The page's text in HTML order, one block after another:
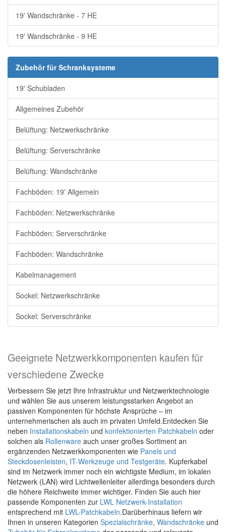
19' Wandschränke - 7 HE
19' Wandschränke - 9 HE
Zubehör für Schranksysteme
19' Schubladen
Allgemeines Zubehör
Belüftung: Netzwerkschränke
Belüftung: Serverschränke
Belüftung: Wandschränke
Fachböden: 19' Allgemein
Fachböden: Netzwerkschränke
Fachböden: Serverschränke
Fachböden: Wandschränke
Kabelmanagement
Sockel: Netzwerkschränke
Sockel: Serverschränke
Geeignete Netzwerkkomponenten kaufen für
verschiedene Zwecke
Verbessern Sie jetzt Ihre Infrastruktur und Netzwerktechnologie
und wählen Sie aus unserem leistungsstarken Angebot an
passiven Komponenten für höchste Ansprüche – im
unternehmerischen als auch im privaten Umfeld.Entdecken Sie
neben Installationskabeln und konfektionierten Patchkabeln oder
solchen als Rollenware auch unser großes Sortiment an
ergänzenden Netzwerkkomponenten wie Panels und
Steckdosenleisten, IT-Werkzeuge und Testgeräte. Kupferkabel
sind im Netzwerk immer noch ein wichtigste Medium, im lokalen
Netzwerk (LAN) wird Lichtwellenleiter allerdings besonders durch
die höhere Reichweite immer wichtiger. Finden Sie auch hier
passende Komponenten zur LWL Netzwerk-Installation
entsprechend mit LWL-Patchkabeln.Darüberhinaus liefern wir
Ihnen in unseren Kategorien Spezialschränke, Wandschränke und